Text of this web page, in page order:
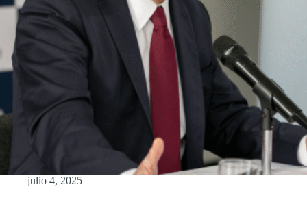
julio 4, 2025